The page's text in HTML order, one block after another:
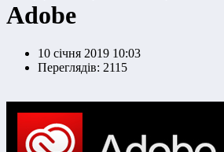
Adobe
10 січня 2019 10:03
Переглядів: 2115